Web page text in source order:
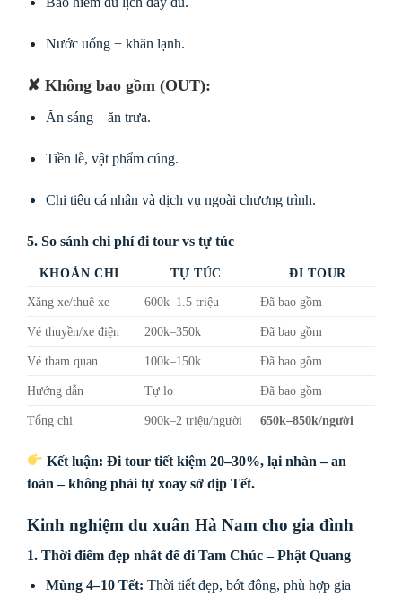
Nước uống + khăn lạnh.
✘ Không bao gồm (OUT):
Ăn sáng – ăn trưa.
Tiền lễ, vật phẩm cúng.
Chi tiêu cá nhân và dịch vụ ngoài chương trình.
5. So sánh chi phí đi tour vs tự túc
KHOẢN CHI TỰ TÚC
ĐI TOUR
Xăng xe/thuê xe
600k–1.5 triệu Đã bao gồm
Vé thuyền/xe điện 200k–350k Đã bao gồm
Vé tham quan 100k–150k Đã bao gồm
Hướng dẫn Tự lo Đã bao gồm
Tổng chi 900k–2 triệu/người 650k–850k/người
Kết luận: Đi tour tiết kiệm 20–30%, lại nhàn – an
toàn – không phải tự xoay sở dịp Tết.
Kinh nghiệm du xuân Hà Nam cho gia đình
1. Thời điểm đẹp nhất để đi Tam Chúc – Phật Quang
Mùng 4–10 Tết: Thời tiết đẹp, bớt đông, phù hợp gia